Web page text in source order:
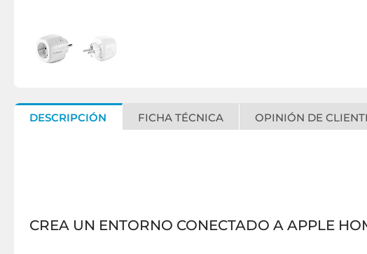
DESCRIPCIÓN FICHA TÉCNICA OPINIÓN DE
CREA UN ENTORNO CONECTADO A APPLE